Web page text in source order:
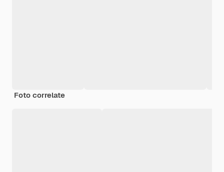
Foto correlate